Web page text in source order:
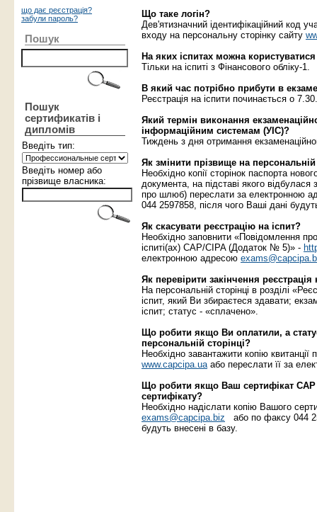
що дає реєстрація?
забули пароль?
Пошук
Пошук
сертификатів і
дипломів
Введіть тип:
Введіть номер або
прізвище власника:
Що таке логін?
Дев'ятизначний ідентифікаційний код
входу на персональну сторінку сайту
На яких іспитах можна
Тільки на іспиті з Фінансового обліку-1.
В який час потрібно прибути в
Реєстрація на іспити починається о 7.30.
Який термін виконання
інформаційним системам (УІС)?
Тиждень з дня отримання
Як змінити прізвище на персональній
Необхідно копії сторінок паспорта
документа, на підставі якого відбулася
про шлюб) переслати за електронною
044 2597858, після чого Ваші дані
Як скасувати реєстрацію на іспит?
Необхідно заповнити «Повідомлення
іспиті(ах) САР/CIPA (Додаток № 5)» -
електронною адресою
Як перевірити закінчення реєстрація
На персональній сторінці в розділі
іспит, який Ви збираєтеся здавати;
іспит; статус - «сплачено».
Що робити якщо Ви оплатили, а
персональній сторінці?
Необхідно завантажити копію квитанції
www.capcipa.uaабо переслати її за
Що робити якщо Ваш сертифікат
сертифікату?
Необхідно надіслати копію Вашого
exams@capcipa.biz або по факсу 044
будуть внесені в базу.